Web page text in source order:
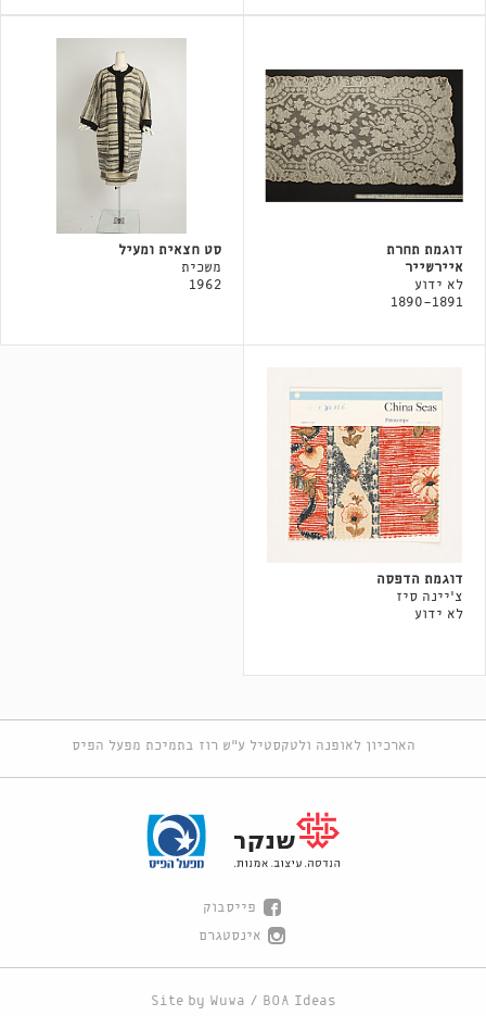
דוגמת תחרת
איירשייר
לא ידוע
1890-1891
סט חצאית ומעיל
משכית
1962
דוגמת הדפסה
צ'יינה סיז
לא ידוע
הארכיון לאופנה ולטקסטיל ע"ש רוז בתמיכת מפעל הפיס
פייסבוק
אינסטגרם
Site by Wuwa / BOA Ideas